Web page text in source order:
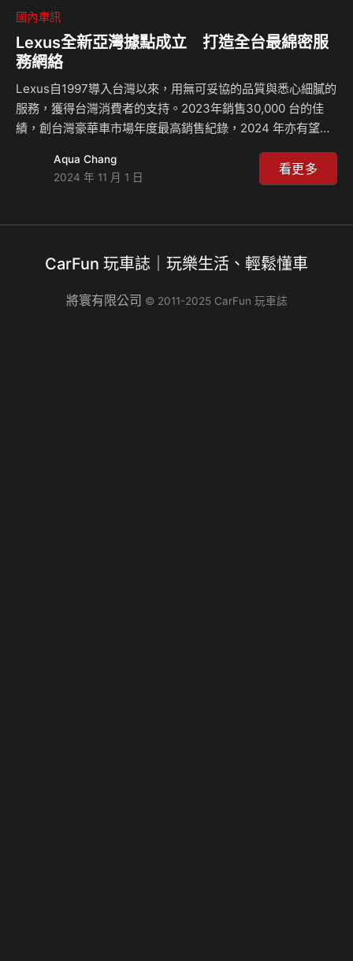
國內車訊
Lexus全新亞灣據點成立 打造全台最綿密服
務網絡
Lexus自1997導入台灣以來，用無可妥協的品質與悉心細膩的
服務，獲得台灣消費者的支持。2023年銷售30,000 台的佳
績，創台灣豪華車市場年度最高銷售紀錄，2024 年亦有望連
據點佈局，不僅滿足消費者的購車需求，更期望能提供全台車
主最即時保修的貼心服務。即使如此，Lexus據點仍不斷擴
使Lexus的銷售服務網絡更綿密，全台累積有26個展示間及
高雄市前鎮區林森四路219號，位於高雄多功能經貿園區，附
Aqua Chang
2024 年 11 月 1 日
看更多
CarFun 玩車誌｜玩樂生活、輕鬆懂車
將寰有限公司 © 2011-2025 CarFun 玩車誌